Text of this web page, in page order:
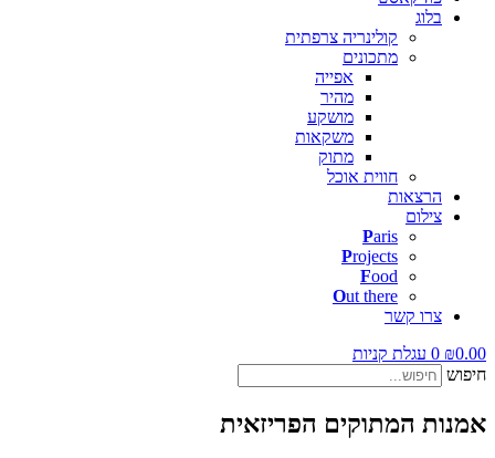
בלוג
קולינריה צרפתית
מתכונים
אפייה
מהיר
מושקע
משקאות
מתוק
חווית אוכל
הרצאות
צילום
Paris
Projects
Food
Out there
צרו קשר
₪0.00
0 עגלת קניות
חיפוש
אמנות המתוקים הפריזאית